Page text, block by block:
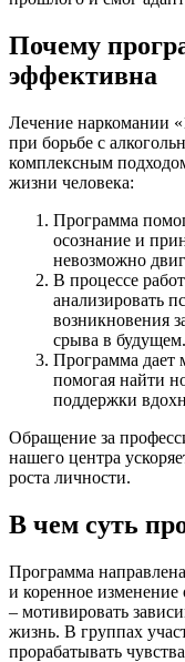
Почему
эффективна
Лечение наркомании
при борьбе с
комплексным
жизни человека:
Программа
осознание и
невозможно
В процессе
анализировать
возникновения
срыва в будущем.
Программа дает
помогая найти
поддержки
Обращение за
нашего центра
роста личности.
В чем суть
Программа
и коренное изменение
– мотивировать
жизнь. В группах
прорабатывать